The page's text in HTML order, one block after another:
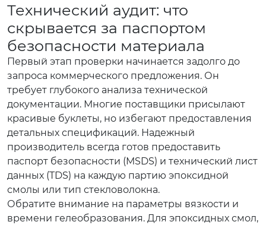
Технический аудит: что
скрывается за паспортом
безопасности материала
Первый этап проверки начинается задолго до
запроса коммерческого предложения. Он
требует глубокого анализа технической
документации. Многие поставщики присылают
красивые буклеты, но избегают предоставления
детальных спецификаций. Надежный
производитель всегда готов предоставить
паспорт безопасности (MSDS) и технический лист
данных (TDS) на каждую партию эпоксидной
смолы или тип стекловолокна.
Обратите внимание на параметры вязкости и
времени гелеобразования. Для эпоксидных смол,